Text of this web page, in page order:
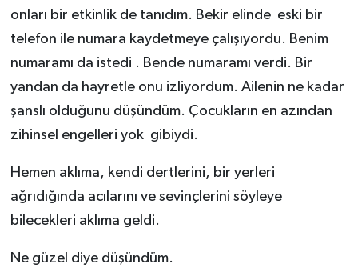
onları bir etkinlik de tanıdım. Bekir elinde eski bir
telefon ile numara kaydetmeye çalışıyordu. Benim
numaramı da istedi . Bende numaramı verdi. Bir
yandan da hayretle onu izliyordum. Ailenin ne kadar
şanslı olduğunu düşündüm. Çocukların en azından
zihinsel engelleri yok gibiydi.
Hemen aklıma, kendi dertlerini, bir yerleri
ağrıdığında acılarını ve sevinçlerini söyleye
bilecekleri aklıma geldi.
Ne güzel diye düşündüm.